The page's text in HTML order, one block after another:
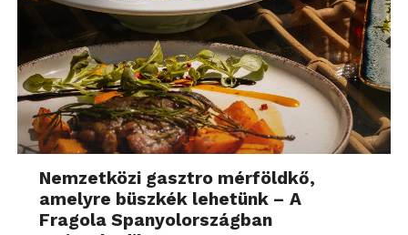
Nemzetközi gasztro mérföldkő,
amelyre büszkék lehetünk – A
Fragola Spanyolországban